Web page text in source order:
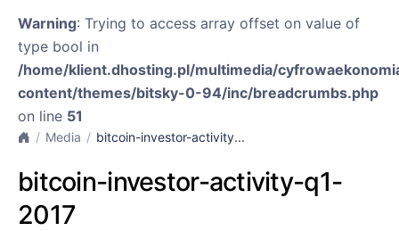
Warning: Trying to access array offset on value of
type bool in
/home/klient.dhosting.pl/multimedia/
content/themes/bitsky-0-94/inc/breadcrumbs.php
on line 51
Media bitcoin-investor-activity...
bitcoin-investor-activity-q1-
2017